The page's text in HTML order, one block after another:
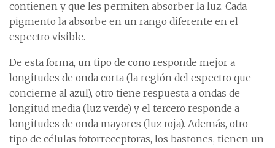
contienen y que les permiten absorber la luz. Cada
pigmento la absorbe en un rango diferente en el
espectro visible.
De esta forma, un tipo de cono responde mejor a
longitudes de onda corta (la región del espectro que
concierne al azul), otro tiene respuesta a ondas de
longitud media (luz verde) y el tercero responde a
longitudes de onda mayores (luz roja). Además, otro
tipo de células fotorreceptoras, los bastones, tienen un